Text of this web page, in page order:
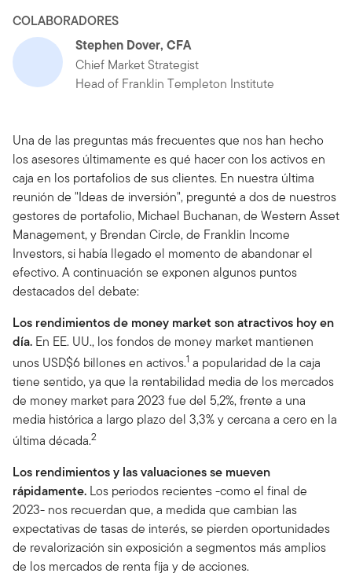
COLABORADORES
Stephen Dover, CFA
Chief Market Strategist
Head of Franklin Templeton Institute
Una de las preguntas más frecuentes que nos han hecho
los asesores últimamente es qué hacer con los activos en
caja en los portafolios de sus clientes. En nuestra última
reunión de "Ideas de inversión", pregunté a dos de nuestros
gestores de portafolio, Michael Buchanan, de Western Asset
Management, y Brendan Circle, de Franklin Income
Investors, si había llegado el momento de abandonar el
efectivo. A continuación se exponen algunos puntos
destacados del debate:
Los rendimientos de money market son atractivos hoy en
día. En EE. UU., los fondos de money market mantienen
unos USD$6 billones en activos.1 a popularidad de la caja
tiene sentido, ya que la rentabilidad media de los mercados
de money market para 2023 fue del 5,2%, frente a una
media histórica a largo plazo del 3,3% y cercana a cero en la
última década.2
Los rendimientos y las valuaciones se mueven
rápidamente. Los periodos recientes -como el final de
2023- nos recuerdan que, a medida que cambian las
expectativas de tasas de interés, se pierden oportunidades
de revalorización sin exposición a segmentos más amplios
de los mercados de renta fija y de acciones.